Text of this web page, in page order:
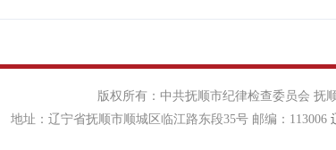
版权所有：中共抚顺市纪律检查委员会 抚
地址：辽宁省抚顺市顺城区临江路东段35号 邮编：113006